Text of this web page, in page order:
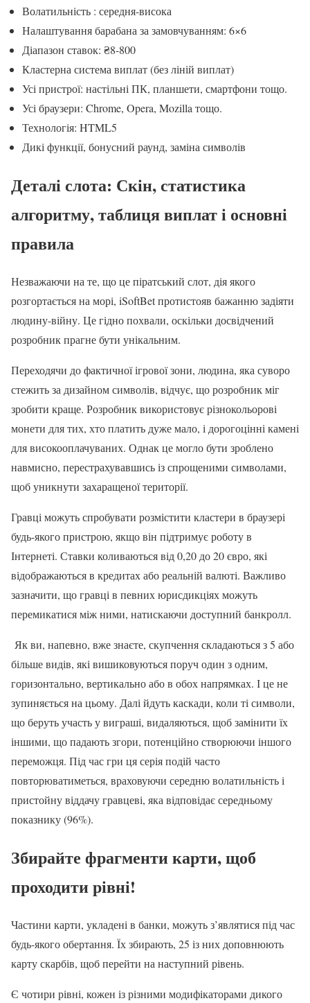
Волатильність : середня-висока
Налаштування барабана за замовчуванням: 6×6
Діапазон ставок: ₴8-800
Кластерна система виплат (без ліній виплат)
Усі пристрої: настільні ПК, планшети, смартфони тощо.
Усі браузери: Chrome, Opera, Mozilla тощо.
Технологія: HTML5
Дикі функції, бонусний раунд, заміна символів
Деталі слота: Скін, статистика
алгоритму, таблиця виплат і основні
правила
Незважаючи на те, що це піратський слот, дія якого
розгортається на морі, iSoftBet протистояв бажанню задіяти
людину-війну. Це гідно похвали, оскільки досвідчений
розробник прагне бути унікальним.
Переходячи до фактичної ігрової зони, людина, яка суворо
стежить за дизайном символів, відчує, що розробник міг
зробити краще. Розробник використовує різнокольорові
монети для тих, хто платить дуже мало, і дорогоцінні камені
для високооплачуваних. Однак це могло бути зроблено
навмисно, перестрахувавшись із спрощеними символами,
щоб уникнути захаращеної території.
Гравці можуть спробувати розмістити кластери в браузері
будь-якого пристрою, якщо він підтримує роботу в
Інтернеті. Ставки коливаються від 0,20 до 20 євро, які
відображаються в кредитах або реальній валюті. Важливо
зазначити, що гравці в певних юрисдикціях можуть
перемикатися між ними, натискаючи доступний банкролл.
Як ви, напевно, вже знаєте, скупчення складаються з 5 або
більше видів, які вишиковуються поруч один з одним,
горизонтально, вертикально або в обох напрямках. І це не
зупиняється на цьому. Далі йдуть каскади, коли ті символи,
що беруть участь у виграші, видаляються, щоб замінити їх
іншими, що падають згори, потенційно створюючи іншого
переможця. Під час гри ця серія подій часто
повторюватиметься, враховуючи середню волатильність і
пристойну віддачу гравцеві, яка відповідає середньому
показнику (96%).
Збирайте фрагменти карти, щоб
проходити рівні!
Частини карти, укладені в банки, можуть з’являтися під час
будь-якого обертання. Їх збирають, 25 із них доповнюють
карту скарбів, щоб перейти на наступний рівень.
Є чотири рівні, кожен із різними модифікаторами дикого